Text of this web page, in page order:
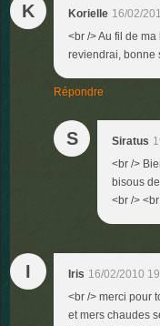
K Korielle 16/02/
<br /> Au fil de
reviendrai, bonne
Répondre
S Siratus
<br />
bisous
<br />
I Iris 16/02/2010
<br /> merci pour
et mers chaudes